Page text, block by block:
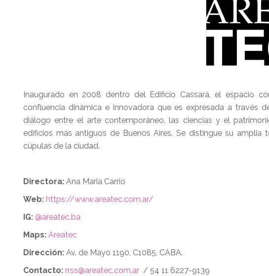
Inaugurado en 2008 dentro del Edificio Cassará, el espacio
confluencia dinámica e innovadora que es expresada a través
diálogo entre el arte contemporáneo, las ciencias y el
edificios más antiguos de Buenos Aires. Se distingue su
cúpulas de la ciudad.
Directora: Ana Maria Carrio
Web: https://www.areatec.com.ar/
IG: @areatec.ba
Maps: Areatec
Dirección: Av. de Mayo 1190, C1085, CABA.
Contacto: rrss@areatec.com.ar / 54 11 6227-9139